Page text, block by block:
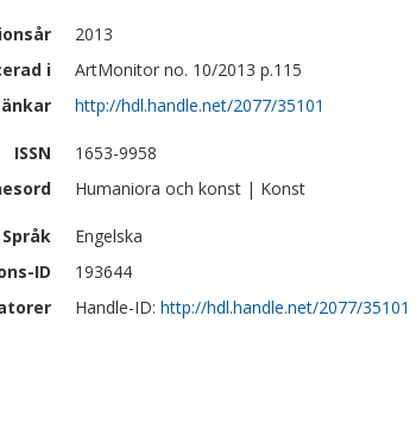
2013
i
ArtMonitor no. 10/2013 p.115
http://hdl.handle.net/2077/35101
ISSN
1653-9958
Humaniora och konst | Konst
Språk
Engelska
ID
193644
Handle-ID: http://hdl.handle.net/2077/35101